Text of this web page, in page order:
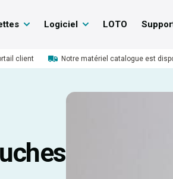
Logiciel LOTO
client Notre matériel catalogue est